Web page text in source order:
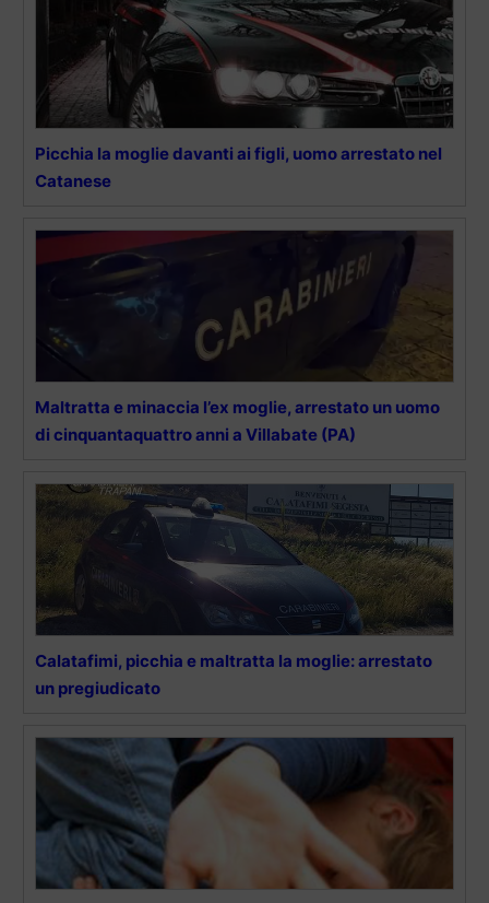
Picchia la moglie davanti ai figli, uomo arrestato nel
Catanese
Maltratta e minaccia l’ex moglie, arrestato un uomo
di cinquantaquattro anni a Villabate (PA)
Calatafimi, picchia e maltratta la moglie: arrestato
un pregiudicato